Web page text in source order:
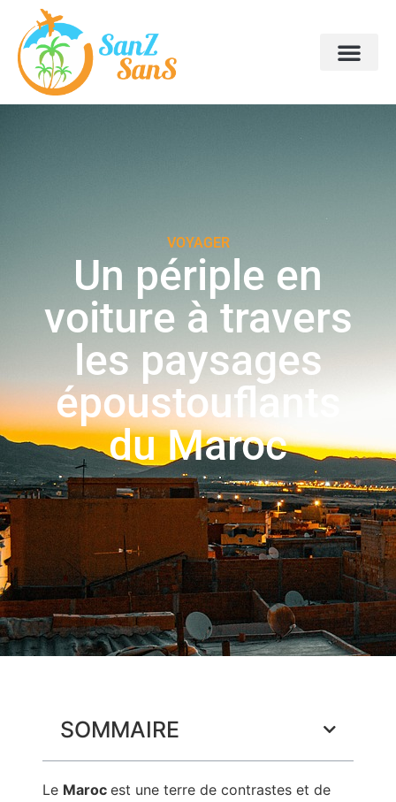
VOYAGER
Un périple en
voiture à travers
les paysages
époustouflants
du Maroc
SOMMAIRE
Le Maroc est une terre de contrastes et de